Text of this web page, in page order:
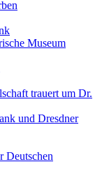
Museum
trauert um Dr.
und Dresdner
Deutschen